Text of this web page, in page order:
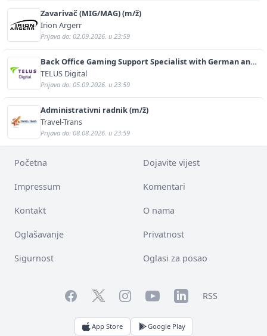
Zavarivač (MIG/MAG) (m/ž)
Irion Argerr
Prijava do: 02.09.2026. u 23:59
Back Office Gaming Support Specialist with German and
English (m/f)
TELUS Digital
Prijava do: 05.09.2026. u 23:59
Administrativni radnik (m/ž)
Travel-Trans
Prijava do: 08.08.2026. u 23:59
Početna Dojavite vijest
Impressum Komentari
Kontakt O nama
Oglašavanje Privatnost
Sigurnost Oglasi za posao
FacebookTwitterInstagramYouTubeLinkedInRSS
App Store Google Play